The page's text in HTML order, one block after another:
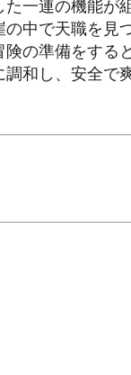
一連の機能が
中で天職を見
の準備をする
和し、安全で